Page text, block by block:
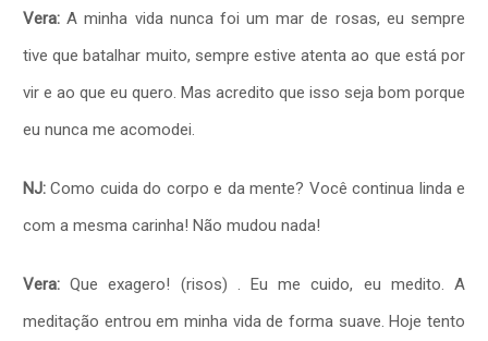
Vera:A minha vida nunca foi um mar de rosas, eu sempre
tive que batalhar muito, sempre estive atenta ao que está por
vir e ao que eu quero. Mas acredito que isso seja bom porque
eu nunca me acomodei.
NJ:Como cuida do corpo e da mente? Você continua linda e
com a mesma carinha! Não mudou nada!
Vera:Que exagero! (risos) . Eu me cuido, eu medito. A
meditação entrou em minha vida de forma suave. Hoje tento